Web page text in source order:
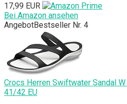
17,99 EUR
Bei Amazon ansehen
AngebotBestseller Nr. 4
Crocs Herren Swiftwater Sandal
41/42 EU